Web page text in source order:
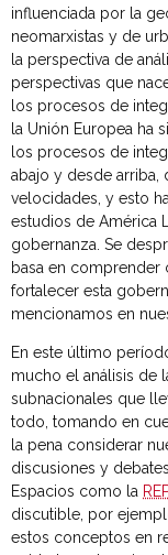
influenciada por la
neomarxistas y de
la perspectiva de
perspectivas que
los procesos de
la Unión Europea ha
los procesos de
abajo y desde arriba,
velocidades, y esto
estudios de América
gobernanza. Se
basa en
fortalecer esta
mencionamos en
En este último
mucho el análisis de
subnacionales que
todo, tomando en
la pena considerar
discusiones y
Espacios como la
discutible, por
estos conceptos en